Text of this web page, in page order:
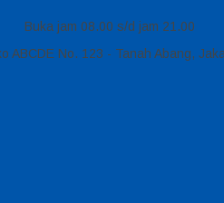
Buka jam 08.00 s/d jam 21.00
ABCDE No. 123 - Tanah Abang,